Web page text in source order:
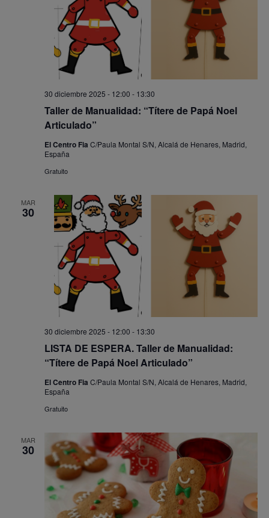
Taller de Manualidad: “Títere de Papá Noel
Articulado”
30 diciembre 2025 - 12:00 - 13:30
El Centro Fia C/Paula Montal S/N, Alcalá de Henares, Madrid,
España
Gratuito
MAR
30
LISTA DE ESPERA. Taller de Manualidad:
“Títere de Papá Noel Articulado”
30 diciembre 2025 - 12:00 - 13:30
El Centro Fia C/Paula Montal S/N, Alcalá de Henares, Madrid,
España
Gratuito
MAR
30